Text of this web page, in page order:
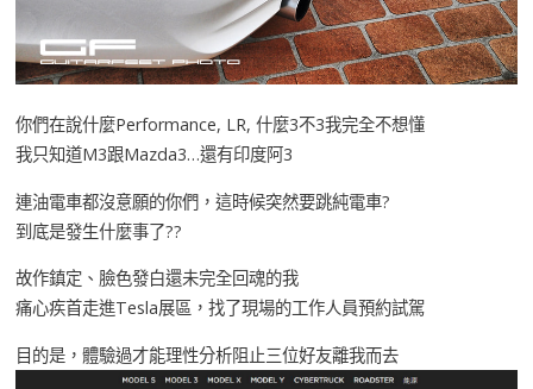
你們在說什麼Performance, LR, 什麼3不3我完全不想懂
我只知道M3跟Mazda3…還有印度阿3
連油電車都沒意願的你們，這時候突然要跳純電車?
到底是發生什麼事了??
故作鎮定、臉色發白還未完全回魂的我
痛心疾首走進Tesla展區，找了現場的工作人員預約試駕
目的是，體驗過才能理性分析阻止三位好友離我而去